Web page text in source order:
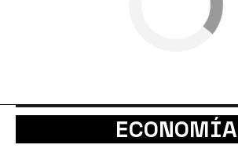
ECONOMÍA